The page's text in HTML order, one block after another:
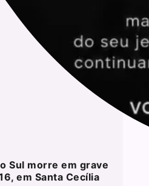
Sul morre em grave
em Santa Cecília